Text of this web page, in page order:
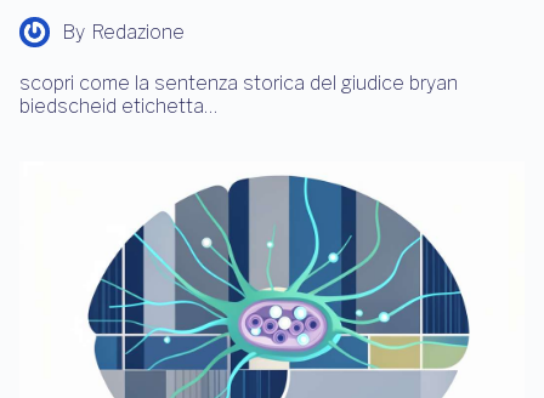
By Redazione
scopri come la sentenza storica del giudice bryan
biedscheid etichetta…